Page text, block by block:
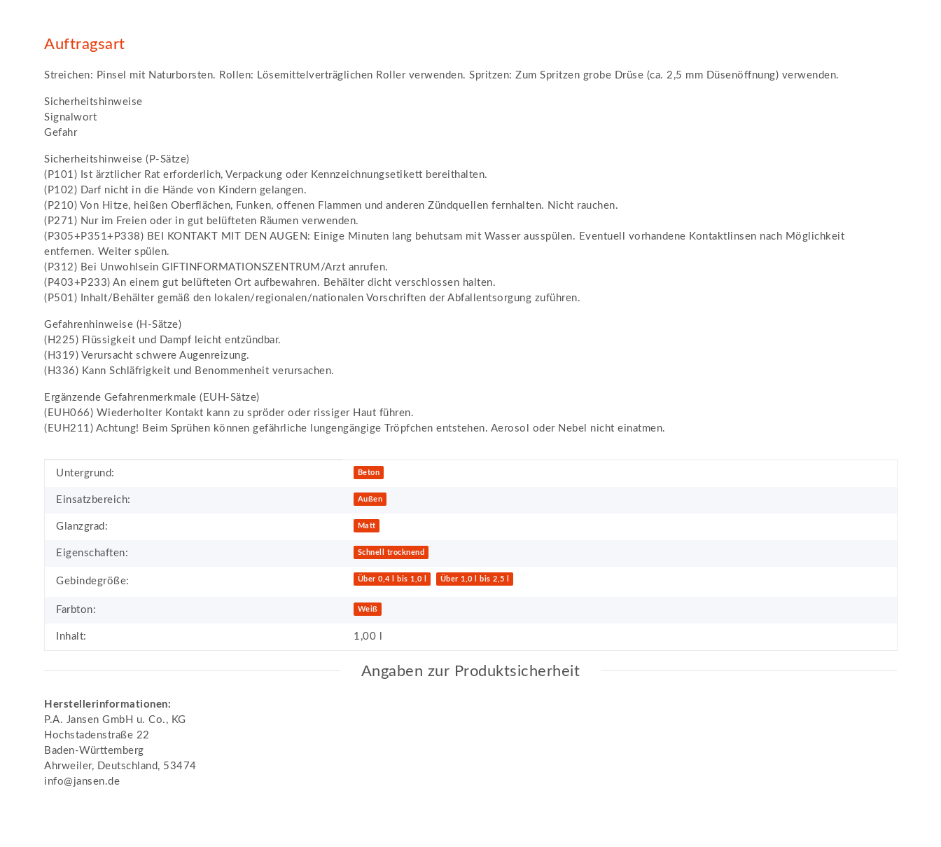
Auftragsart
Streichen: Pinsel mit Naturborsten. Rollen: Lösemittelverträglichen Roller verwenden. Spritzen: Zum Spritzen grobe Drüse (ca. 2,5 mm Düsenöffnung) verwenden.
Sicherheitshinweise
Signalwort
Gefahr
Sicherheitshinweise (P-Sätze)
(P101) Ist ärztlicher Rat erforderlich, Verpackung oder Kennzeichnungsetikett bereithalten.
(P102) Darf nicht in die Hände von Kindern gelangen.
(P210) Von Hitze, heißen Oberflächen, Funken, offenen Flammen und anderen Zündquellen fernhalten. Nicht rauchen.
(P271) Nur im Freien oder in gut belüfteten Räumen verwenden.
(P305+P351+P338) BEI KONTAKT MIT DEN AUGEN: Einige Minuten lang behutsam mit Wasser ausspülen. Eventuell vorhandene Kontaktlinsen nach Möglichkeit
entfernen. Weiter spülen.
(P312) Bei Unwohlsein GIFTINFORMATIONSZENTRUM/Arzt anrufen.
(P403+P233) An einem gut belüfteten Ort aufbewahren. Behälter dicht verschlossen halten.
(P501) Inhalt/Behälter gemäß den lokalen/regionalen/nationalen Vorschriften der Abfallentsorgung zuführen.
Gefahrenhinweise (H-Sätze)
(H225) Flüssigkeit und Dampf leicht entzündbar.
(H319) Verursacht schwere Augenreizung.
(H336) Kann Schläfrigkeit und Benommenheit verursachen.
Ergänzende Gefahrenmerkmale (EUH-Sätze)
(EUH066) Wiederholter Kontakt kann zu spröder oder rissiger Haut führen.
(EUH211) Achtung! Beim Sprühen können gefährliche lungengängige Tröpfchen entstehen. Aerosol oder Nebel nicht einatmen.
Produkteigenschaft
Wert
Untergrund: Beton
Einsatzbereich: Außen
Glanzgrad: Matt
Eigenschaften: Schnell trocknend
Gebindegröße: Über 0,4 l bis 1,0 l Über 1,0 l bis 2,5 l
Farbton: Weiß
Inhalt: 1,00 l
Angaben zur Produktsicherheit
Herstellerinformationen:
P.A. Jansen GmbH u. Co., KG
Hochstadenstraße 22
Baden-Württemberg
Ahrweiler, Deutschland, 53474
info@jansen.de